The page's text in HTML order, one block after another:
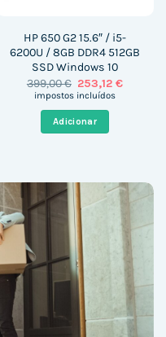
HP 650 G2 15.6″ / i5-
6200U / 8GB DDR4 512GB
SSD Windows 10
399,00€ O
preço
era:
399,00 €.
253,12€O
impostos incluídos
Adicionar